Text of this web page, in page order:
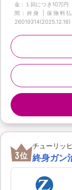
金：１回につき10万円
間：終身 | 保険料
26019314(2025.12.16)
3位
チューリッ
終身ガン